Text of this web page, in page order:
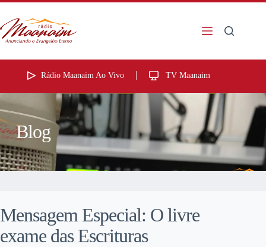
Rádio Maanaim Ao Vivo TV Maanaim
Blog
Mensagem Especial: O livre
exame das Escrituras